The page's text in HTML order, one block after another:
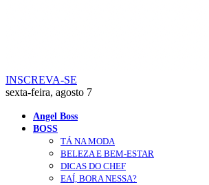
INSCREVA-SE
sexta-feira, agosto 7
Angel Boss
BOSS
TÁ NA MODA
BELEZA E BEM-ESTAR
DICAS DO CHEF
EAÍ, BORA NESSA?